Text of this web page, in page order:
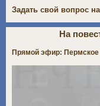
Задать свой вопрос
На
Прямой эфир: